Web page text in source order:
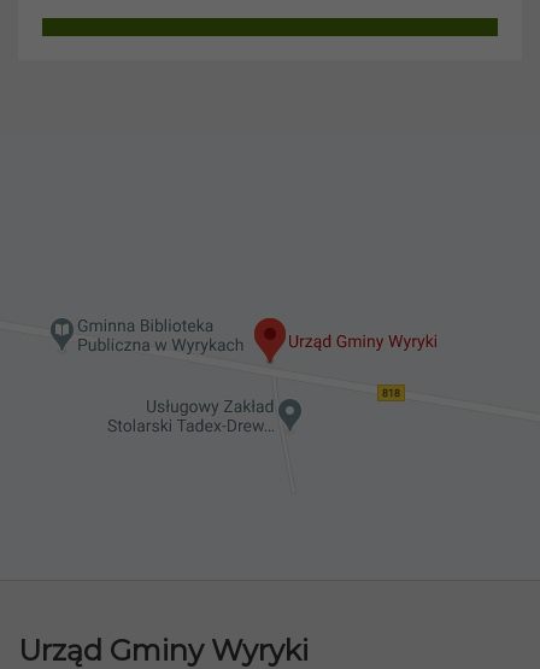
Urząd Gminy Wyryki